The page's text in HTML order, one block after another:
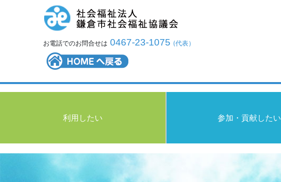
お電話でのお問合せは 0467-23-1075 (代表）
利用したい 参加・貢献したい